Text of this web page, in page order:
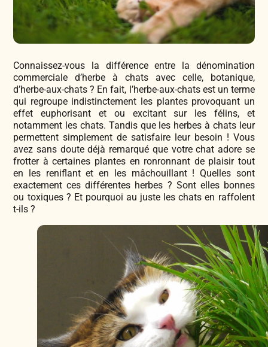
Coffrets & Idées Cadeaux
Tisanes & Infusions BIO
Faire-part à semer
Maraichers & Revendeurs
Connaissez-vous la différence entre la dénomination
commerciale d’herbe à chats avec celle, botanique,
d’herbe-aux-chats ? En fait, l’herbe-aux-chats est un terme
qui regroupe indistinctement les plantes provoquant un
effet euphorisant et ou excitant sur les félins, et
notamment les chats. Tandis que les herbes à chats leur
permettent simplement de satisfaire leur besoin ! Vous
avez sans doute déjà remarqué que votre chat adore se
frotter à certaines plantes en ronronnant de plaisir tout
en les reniflant et en les mâchouillant ! Quelles sont
exactement ces différentes herbes ? Sont elles bonnes
ou toxiques ? Et pourquoi au juste les chats en raffolent
t-ils ?